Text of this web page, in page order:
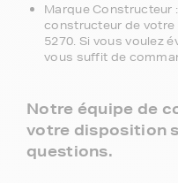
Marque Constructeur
constructeur de votre
5270. Si vous voulez
vous suffit de
Notre équipe de
votre disposition
questions.